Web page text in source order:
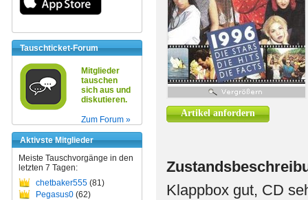
Tauschticket-Forum
Mitglieder
tauschen
sich aus und
diskutieren.
Zum Forum »
Aktivste Mitglieder
Meiste Tauschvorgänge in den
letzten 7 Tagen:
chetbaker555 (81)
Pegasus0 (62)
Artikel anfordern
Klappbox gut, CD